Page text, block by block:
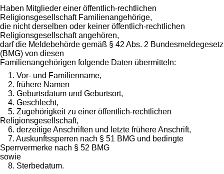
Haben Mitglieder einer öffentlich-rechtlichen
Religionsgesellschaft Familienangehörige,
die nicht derselben oder keiner öffentlich-rechtlichen
Religionsgesellschaft angehören,
darf die Meldebehörde gemäß § 42 Abs. 2 Bundesmeldegesetz
(BMG) von diesen
Familienangehörigen folgende Daten übermitteln:
1. Vor- und Familienname,
2. frühere Namen
3. Geburtsdatum und Geburtsort,
4. Geschlecht,
5. Zugehörigkeit zu einer öffentlich-rechtlichen
Religionsgesellschaft,
6. derzeitige Anschriften und letzte frühere Anschrift,
7. Auskunftssperren nach § 51 BMG und bedingte
Sperrvermerke nach § 52 BMG
sowie
8. Sterbedatum.